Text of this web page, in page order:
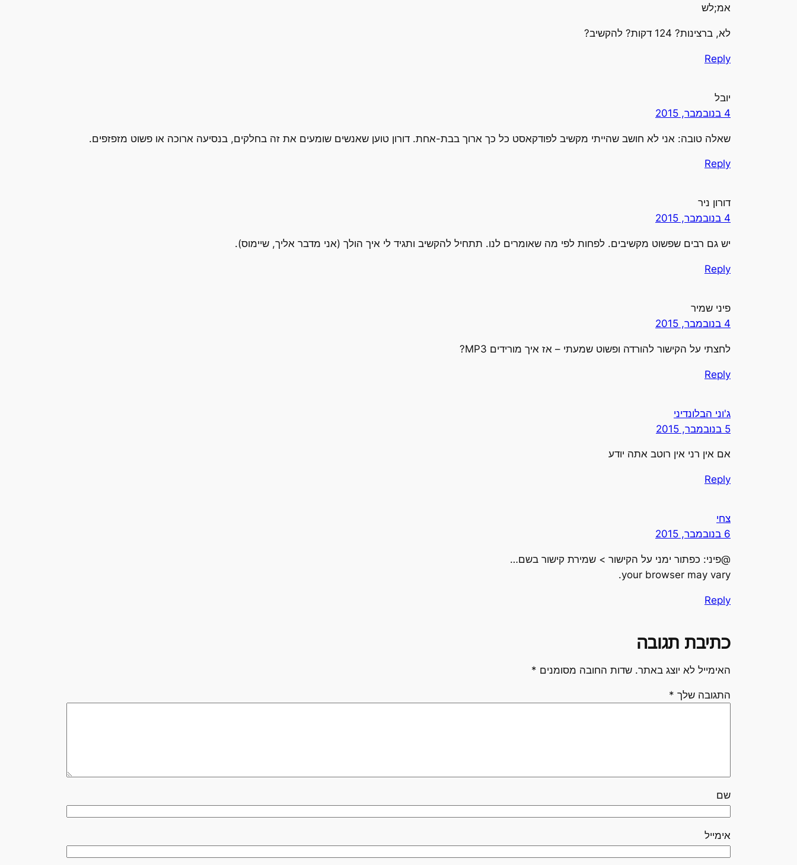
אמ;לש
לא, ברצינות? 124 דקות? להקשיב?
Reply
יובל
4 בנובמבר, 2015
שאלה טובה: אני לא חושב שהייתי מקשיב לפודקאסט כל כך ארוך בבת-אחת. דורון טוען שאנשים שומעים את זה בחלקים, בנסיעה ארוכה או פשוט מזפזפים.
Reply
דורון ניר
4 בנובמבר, 2015
יש גם רבים שפשוט מקשיבים. לפחות לפי מה שאומרים לנו. תתחיל להקשיב ותגיד לי איך הולך (אני מדבר אליך, שיימוס).
Reply
פיני שמיר
4 בנובמבר, 2015
לחצתי על הקישור להורדה ופשוט שמעתי – אז איך מורידים MP3?
Reply
ג'וני הבלונדיני
5 בנובמבר, 2015
אם אין רני אין רוטב אתה יודע
Reply
צחי
6 בנובמבר, 2015
@פיני: כפתור ימני על הקישור > שמירת קישור בשם…
your browser may vary.
Reply
כתיבת תגובה
האימייל לא יוצג באתר. שדות החובה מסומנים *
התגובה שלך *
שם
אימייל